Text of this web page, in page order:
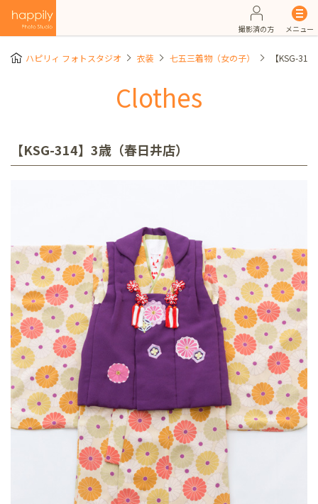
撮影済の方 メニュー
ハピリィ フォトスタジオ 衣装 七五三着物（女の子） 【KSG-
Clothes
【KSG-314】3歳（春日井店）